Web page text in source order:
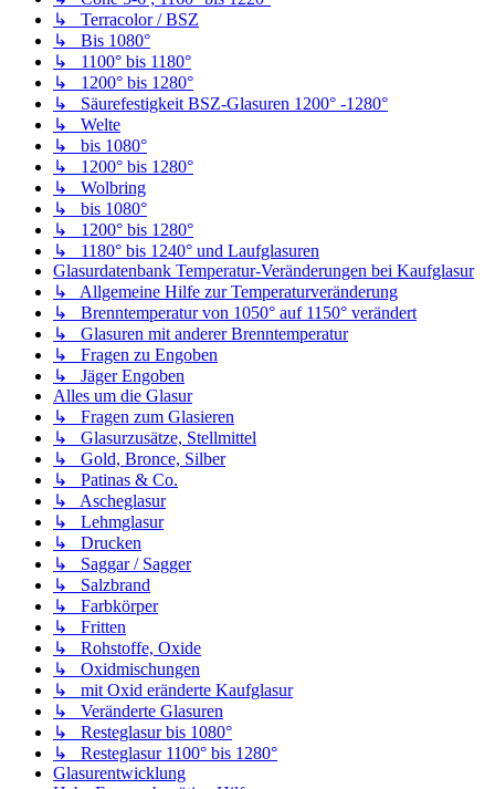
↳ Terracolor / BSZ
↳ Bis 1080°
↳ 1100° bis 1180°
↳ 1200° bis 1280°
↳ Säurefestigkeit BSZ-Glasuren 1200° -1280°
↳ Welte
↳ bis 1080°
↳ 1200° bis 1280°
↳ Wolbring
↳ bis 1080°
↳ 1200° bis 1280°
↳ 1180° bis 1240° und Laufglasuren
Glasurdatenbank Temperatur-Veränderungen bei Kaufglasur
↳ Allgemeine Hilfe zur Temperaturveränderung
↳ Brenntemperatur von 1050° auf 1150° verändert
↳ Glasuren mit anderer Brenntemperatur
↳ Fragen zu Engoben
↳ Jäger Engoben
Alles um die Glasur
↳ Fragen zum Glasieren
↳ Glasurzusätze, Stellmittel
↳ Gold, Bronce, Silber
↳ Patinas & Co.
↳ Ascheglasur
↳ Lehmglasur
↳ Drucken
↳ Saggar / Sagger
↳ Salzbrand
↳ Farbkörper
↳ Fritten
↳ Rohstoffe, Oxide
↳ Oxidmischungen
↳ mit Oxid eränderte Kaufglasur
↳ Veränderte Glasuren
↳ Resteglasur bis 1080°
↳ Resteglasur 1100° bis 1280°
Glasurentwicklung